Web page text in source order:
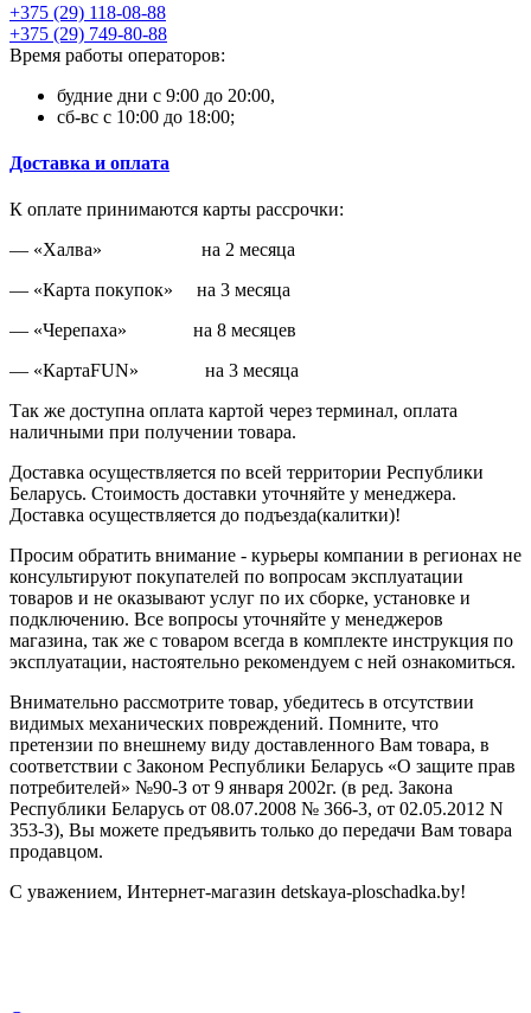
+375 (29) 118-08-88
+375 (29) 749-80-88
Время работы операторов:
будние дни с 9:00 до 20:00,
сб-вс с 10:00 до 18:00;
Доставка и оплата
К оплате принимаются карты рассрочки:
— «Халва» на 2 месяца
— «Карта покупок» на 3 месяца
— «Черепаха» на 8 месяцев
— «КартаFUN» на 3 месяца
Так же доступна оплата картой через терминал, оплата
наличными при получении товара.
Доставка осуществляется по всей территории Республики
Беларусь. Стоимость доставки уточняйте у менеджера.
Доставка осуществляется до подъезда(калитки)!
Просим обратить внимание - курьеры компании в регионах не
консультируют покупателей по вопросам эксплуатации
товаров и не оказывают услуг по их сборке, установке и
подключению. Все вопросы уточняйте у менеджеров
магазина, так же с товаром всегда в комплекте инструкция по
эксплуатации, настоятельно рекомендуем с ней ознакомиться.
Внимательно рассмотрите товар, убедитесь в отсутствии
видимых механических повреждений. Помните, что
претензии по внешнему виду доставленного Вам товара, в
соответствии с Законом Республики Беларусь «О защите прав
потребителей» №90-З от 9 января 2002г. (в ред. Закона
Республики Беларусь от 08.07.2008 № 366-3, от 02.05.2012 N
353-З), Вы можете предъявить только до передачи Вам товара
продавцом.
С уважением, Интернет-магазин detskaya-ploschadka.by!